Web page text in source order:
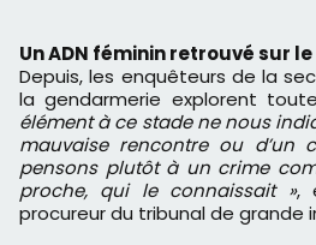
Un ADN féminin retrouvé sur
Depuis, les enquêteurs de la
la gendarmerie explorent
élément à ce stade ne nous
mauvaise rencontre ou d’un
pensons plutôt à un crime
proche, qui le connaissait »,
procureur du tribunal de grande